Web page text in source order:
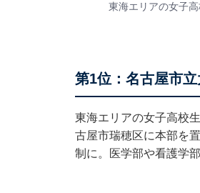
東海エリアの女子
第1位：名古屋市立
東海エリアの女子高校
古屋市瑞穂区に本部を
制に。医学部や看護学